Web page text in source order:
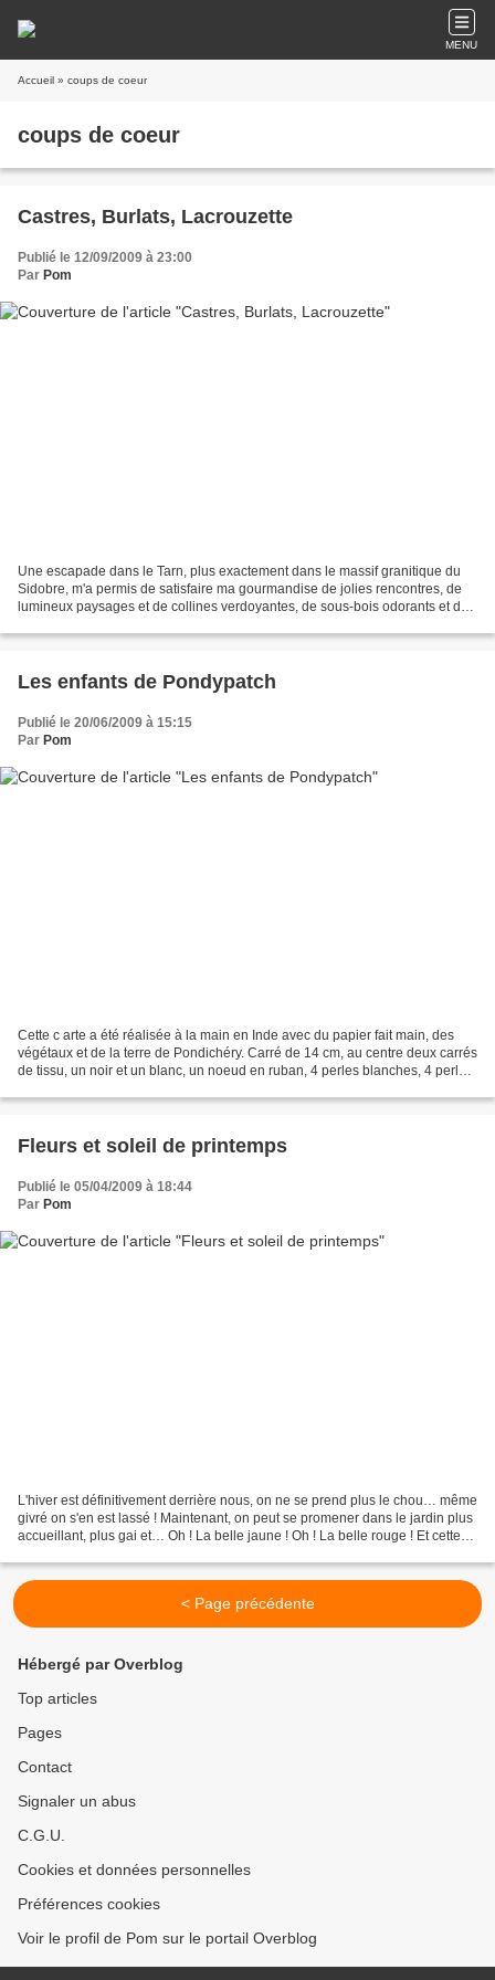
MENU
Accueil » coups de coeur
coups de coeur
Castres, Burlats, Lacrouzette
Publié le 12/09/2009 à 23:00
Par Pom
Une escapade dans le Tarn, plus exactement dans le massif granitique du
Sidobre, m'a permis de satisfaire ma gourmandise de jolies rencontres, de
lumineux paysages et de collines verdoyantes, de sous-bois odorants et de
Les enfants de Pondypatch
Publié le 20/06/2009 à 15:15
Par Pom
Cette c arte a été réalisée à la main en Inde avec du papier fait main, des
végétaux et de la terre de Pondichéry. Carré de 14 cm, au centre deux carrés
de tissu, un noir et un blanc, un noeud en ruban, 4 perles blanches, 4 perles
Fleurs et soleil de printemps
Publié le 05/04/2009 à 18:44
Par Pom
L'hiver est définitivement derrière nous, on ne se prend plus le chou… même
givré on s'en est lassé ! Maintenant, on peut se promener dans le jardin plus
accueillant, plus gai et… Oh ! La belle jaune ! Oh ! La belle rouge ! Et cette
< Page précédente
Hébergé par Overblog
Top articles
Pages
Contact
Signaler un abus
C.G.U.
Cookies et données personnelles
Préférences cookies
Voir le profil de Pom sur le portail Overblog